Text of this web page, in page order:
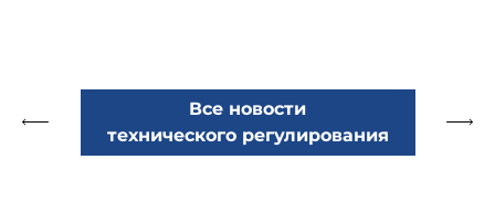
Все новости
технического регулирования